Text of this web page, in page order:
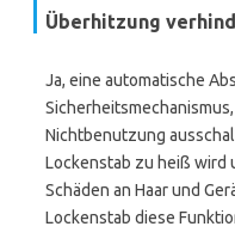
Überhitzung
Ja, eine automatische
Nichtbenutzung
Lockenstab zu heiß wird
Schäden an Haar und
Lockenstab diese